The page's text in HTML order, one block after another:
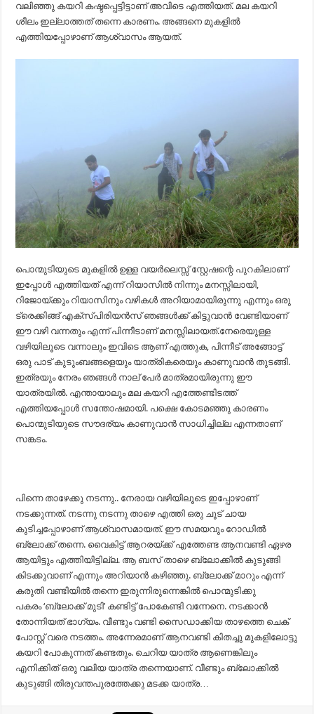
വലിഞ്ഞു കയറി കഷ്ടപ്പെട്ടിട്ടാണ് അവിടെ എത്തിയത്. മല കയറി
ശീലം ഇല്ലാത്തത് തന്നെ കാരണം. അങ്ങനെ മുകളിൽ
എത്തിയപ്പോഴാണ് ആശ്വാസം ആയത്.
പൊന്മുടിയുടെ മുകളിൽ ഉള്ള വയർലെസ്സ് സ്റ്റേഷന്റെ പുറകിലാണ്
ഇപ്പോൾ എത്തിയത് എന്ന് റിയാസിൽ നിന്നും മനസ്സിലായി,
റിജോയ്ക്കും റിയാസിനും വഴികൾ അറിയാമായിരുന്നു എന്നും ഒരു
ട്രെക്കിങ്ങ് എക്സ്പിരിയൻസ് ഞങ്ങൾക്ക് കിട്ടുവാൻ വേണ്ടിയാണ്
ഈ വഴി വന്നതും എന്ന് പിന്നീടാണ് മനസ്സിലായത്.നേരെയുള്ള
വഴിയിലൂടെ വന്നാലും ഇവിടെ ആണ് എത്തുക, പിന്നീട് അങ്ങോട്ട്
ഒരു പാട് കുടുംബങ്ങളെയും യാത്രികരെയും കാണുവാൻ തുടങ്ങി.
ഇത്രയും നേരം ഞങ്ങൾ നാല് പേർ മാത്രമായിരുന്നു ഈ
യാത്രയിൽ. എന്തായാലും മല കയറി എത്തേണ്ടിടത്ത്
എത്തിയപ്പോൾ സന്തോഷമായി. പക്ഷെ കോടമഞ്ഞു കാരണം
പൊന്മുടിയുടെ സൗദര്യം കാണുവാൻ സാധിച്ചില്ല എന്നതാണ്
സങ്കടം.
പിന്നെ താഴേക്കു നടന്നു.. നേരായ വഴിയിലൂടെ ഇപ്പോഴാണ്
നടക്കുന്നത്. നടന്നു നടന്നു താഴെ എത്തി ഒരു ചൂട് ചായ
കുടിച്ചപ്പോഴാണ് ആശ്വാസമായത്. ഈ സമയവും റോഡിൽ
ബ്ലോക്ക് തന്നെ. വൈകിട്ട് ആറരയ്ക്ക് എത്തേണ്ട ആനവണ്ടി ഏഴര
ആയിട്ടും എത്തിയിട്ടില്ല. ആ ബസ് താഴെ ബ്ലോക്കിൽ കുടുങ്ങി
കിടക്കുവാണ് എന്നും അറിയാൻ കഴിഞ്ഞു. ബ്ലോക്ക് മാറും എന്ന്
കരുതി വണ്ടിയിൽ തന്നെ ഇരുന്നിരുന്നെങ്കിൽ പൊന്മുടിക്കു
പകരം ‘ബ്ലോക്ക് മുടി’ കണ്ടിട്ട് പോകേണ്ടി വന്നേനെ. നടക്കാൻ
തോന്നിയത് ഭാഗ്യം. വീണ്ടും വണ്ടി സൈഡാക്കിയ താഴത്തെ ചെക്
പോസ്റ്റ് വരെ നടത്തം. അന്നേരമാണ് ആനവണ്ടി കിതച്ചു മുകളിലോട്ടു
കയറി പോകുന്നത് കണ്ടതും. ചെറിയ യാത്ര ആണെങ്കിലും
എനിക്കിത് ഒരു വലിയ യാത്ര തന്നെയാണ്. വീണ്ടും ബ്ലോക്കിൽ
കുടുങ്ങി തിരുവന്തപുരത്തേക്കു മടക്ക യാത്ര…